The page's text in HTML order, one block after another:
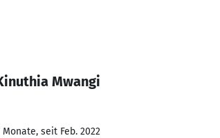
Mwangi
Monate, seit Feb. 2022